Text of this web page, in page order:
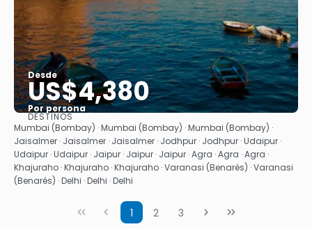
Desde
US$4,380
Por persona
Ver
DESTINOS
Mumbai (Bombay) · Mumbai (Bombay) · Mumbai (Bombay) ·
Jaisalmer · Jaisalmer · Jaisalmer · Jodhpur · Jodhpur · Udaipur ·
Udaipur · Udaipur · Jaipur · Jaipur · Jaipur · Agra · Agra · Agra ·
Khajuraho · Khajuraho · Khajuraho · Varanasi (Benarés) · Varanasi
(Benarés) · Delhi · Delhi · Delhi
1 2 3